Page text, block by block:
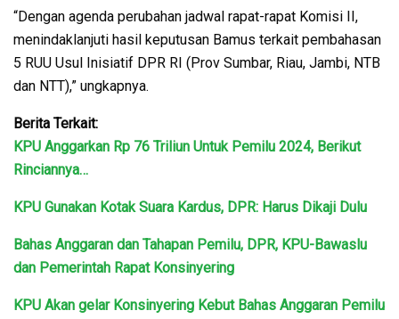
“Dengan agenda perubahan jadwal rapat-rapat Komisi II,
menindaklanjuti hasil keputusan Bamus terkait pembahasan
5 RUU Usul Inisiatif DPR RI (Prov Sumbar, Riau, Jambi, NTB
dan NTT),” ungkapnya.
Berita Terkait:
KPU Anggarkan Rp 76 Triliun Untuk Pemilu 2024, Berikut
Rinciannya…
KPU Gunakan Kotak Suara Kardus, DPR: Harus Dikaji Dulu
Bahas Anggaran dan Tahapan Pemilu, DPR, KPU-Bawaslu
dan Pemerintah Rapat Konsinyering
KPU Akan gelar Konsinyering Kebut Bahas Anggaran Pemilu